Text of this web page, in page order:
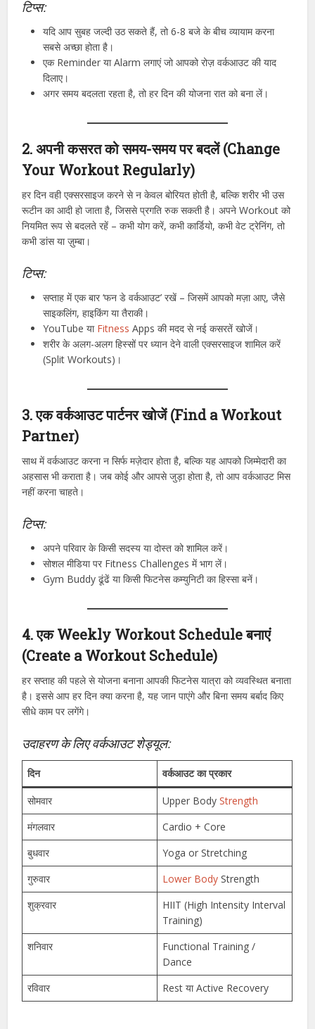
टिप्स:
यदि आप सुबह जल्दी उठ सकते हैं, तो 6-8 बजे के बीच व्यायाम करना
सबसे अच्छा होता है।
एक Reminder या Alarm लगाएं जो आपको रोज़ वर्कआउट की याद
दिलाए।
अगर समय बदलता रहता है, तो हर दिन की योजना रात को बना लें।
2. अपनी कसरत को समय-समय पर बदलें (Change
Your Workout Regularly)
हर दिन वही एक्सरसाइज करने से न केवल बोरियत होती है, बल्कि शरीर भी उस
रूटीन का आदी हो जाता है, जिससे प्रगति रुक सकती है। अपने Workout को
नियमित रूप से बदलते रहें – कभी योग करें, कभी कार्डियो, कभी वेट ट्रेनिंग, तो
कभी डांस या ज़ुम्बा।
टिप्स:
सप्ताह में एक बार ‘फन डे वर्कआउट’ रखें – जिसमें आपको मज़ा आए, जैसे
साइकलिंग, हाइकिंग या तैराकी।
YouTube या Fitness Apps की मदद से नई कसरतें खोजें।
शरीर के अलग-अलग हिस्सों पर ध्यान देने वाली एक्सरसाइज शामिल करें
(Split Workouts)।
3. एक वर्कआउट पार्टनर खोजें (Find a Workout
Partner)
साथ में वर्कआउट करना न सिर्फ मज़ेदार होता है, बल्कि यह आपको जिम्मेदारी का
अहसास भी कराता है। जब कोई और आपसे जुड़ा होता है, तो आप वर्कआउट मिस
नहीं करना चाहते।
टिप्स:
अपने परिवार के किसी सदस्य या दोस्त को शामिल करें।
सोशल मीडिया पर Fitness Challenges में भाग लें।
Gym Buddy ढूंढें या किसी फिटनेस कम्युनिटी का हिस्सा बनें।
4. एक Weekly Workout Schedule बनाएं
(Create a Workout Schedule)
हर सप्ताह की पहले से योजना बनाना आपकी फिटनेस यात्रा को व्यवस्थित बनाता
है। इससे आप हर दिन क्या करना है, यह जान पाएंगे और बिना समय बर्बाद किए
सीधे काम पर लगेंगे।
उदाहरण के लिए वर्कआउट शेड्यूल:
दिन वर्कआउट का प्रकार
सोमवार Upper BodyStrength
मंगलवार
Cardio + Core
बुधवार
Yoga or Stretching
गुरुवार
Lower Body Strength
शुक्रवार
HIIT (High Intensity Interval
Training)
शनिवार
Functional Training /
Dance
रविवार
Rest या Active Recovery